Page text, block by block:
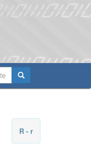
R - r